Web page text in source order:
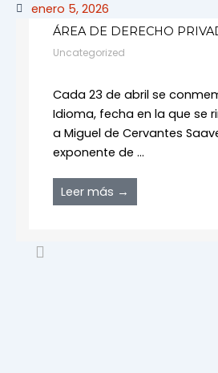
enero 5, 2026
10 LIBROS
ÁREA DE DERECHO
Uncategorized
Cada 23 de abril se
Idioma, fecha en la que se
a Miguel de Cervantes
exponente de ...
Leer más →